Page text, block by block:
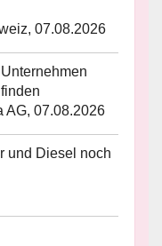
07.08.2026
AG, 07.08.2026
und Diesel noch